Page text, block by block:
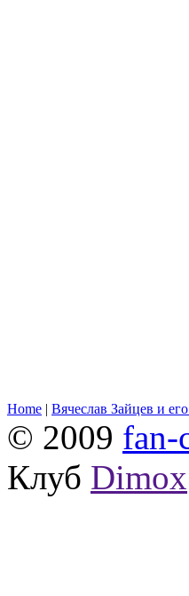
Home | Вячеслав Зайцев и
© 2009 fan-
Клуб Dimox